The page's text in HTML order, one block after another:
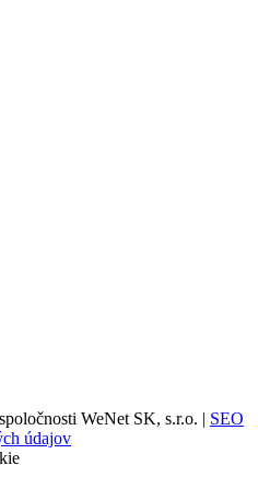
WeNet SK, s.r.o. | SEO
údajov